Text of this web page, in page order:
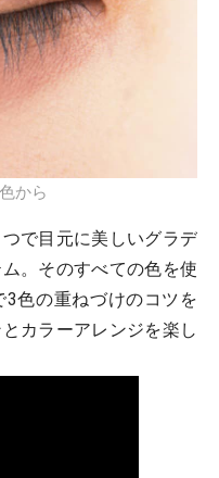
から
で目元に美しいグラデ
。そのすべての色を使
色の重ねづけのコツを
カラーアレンジを楽し